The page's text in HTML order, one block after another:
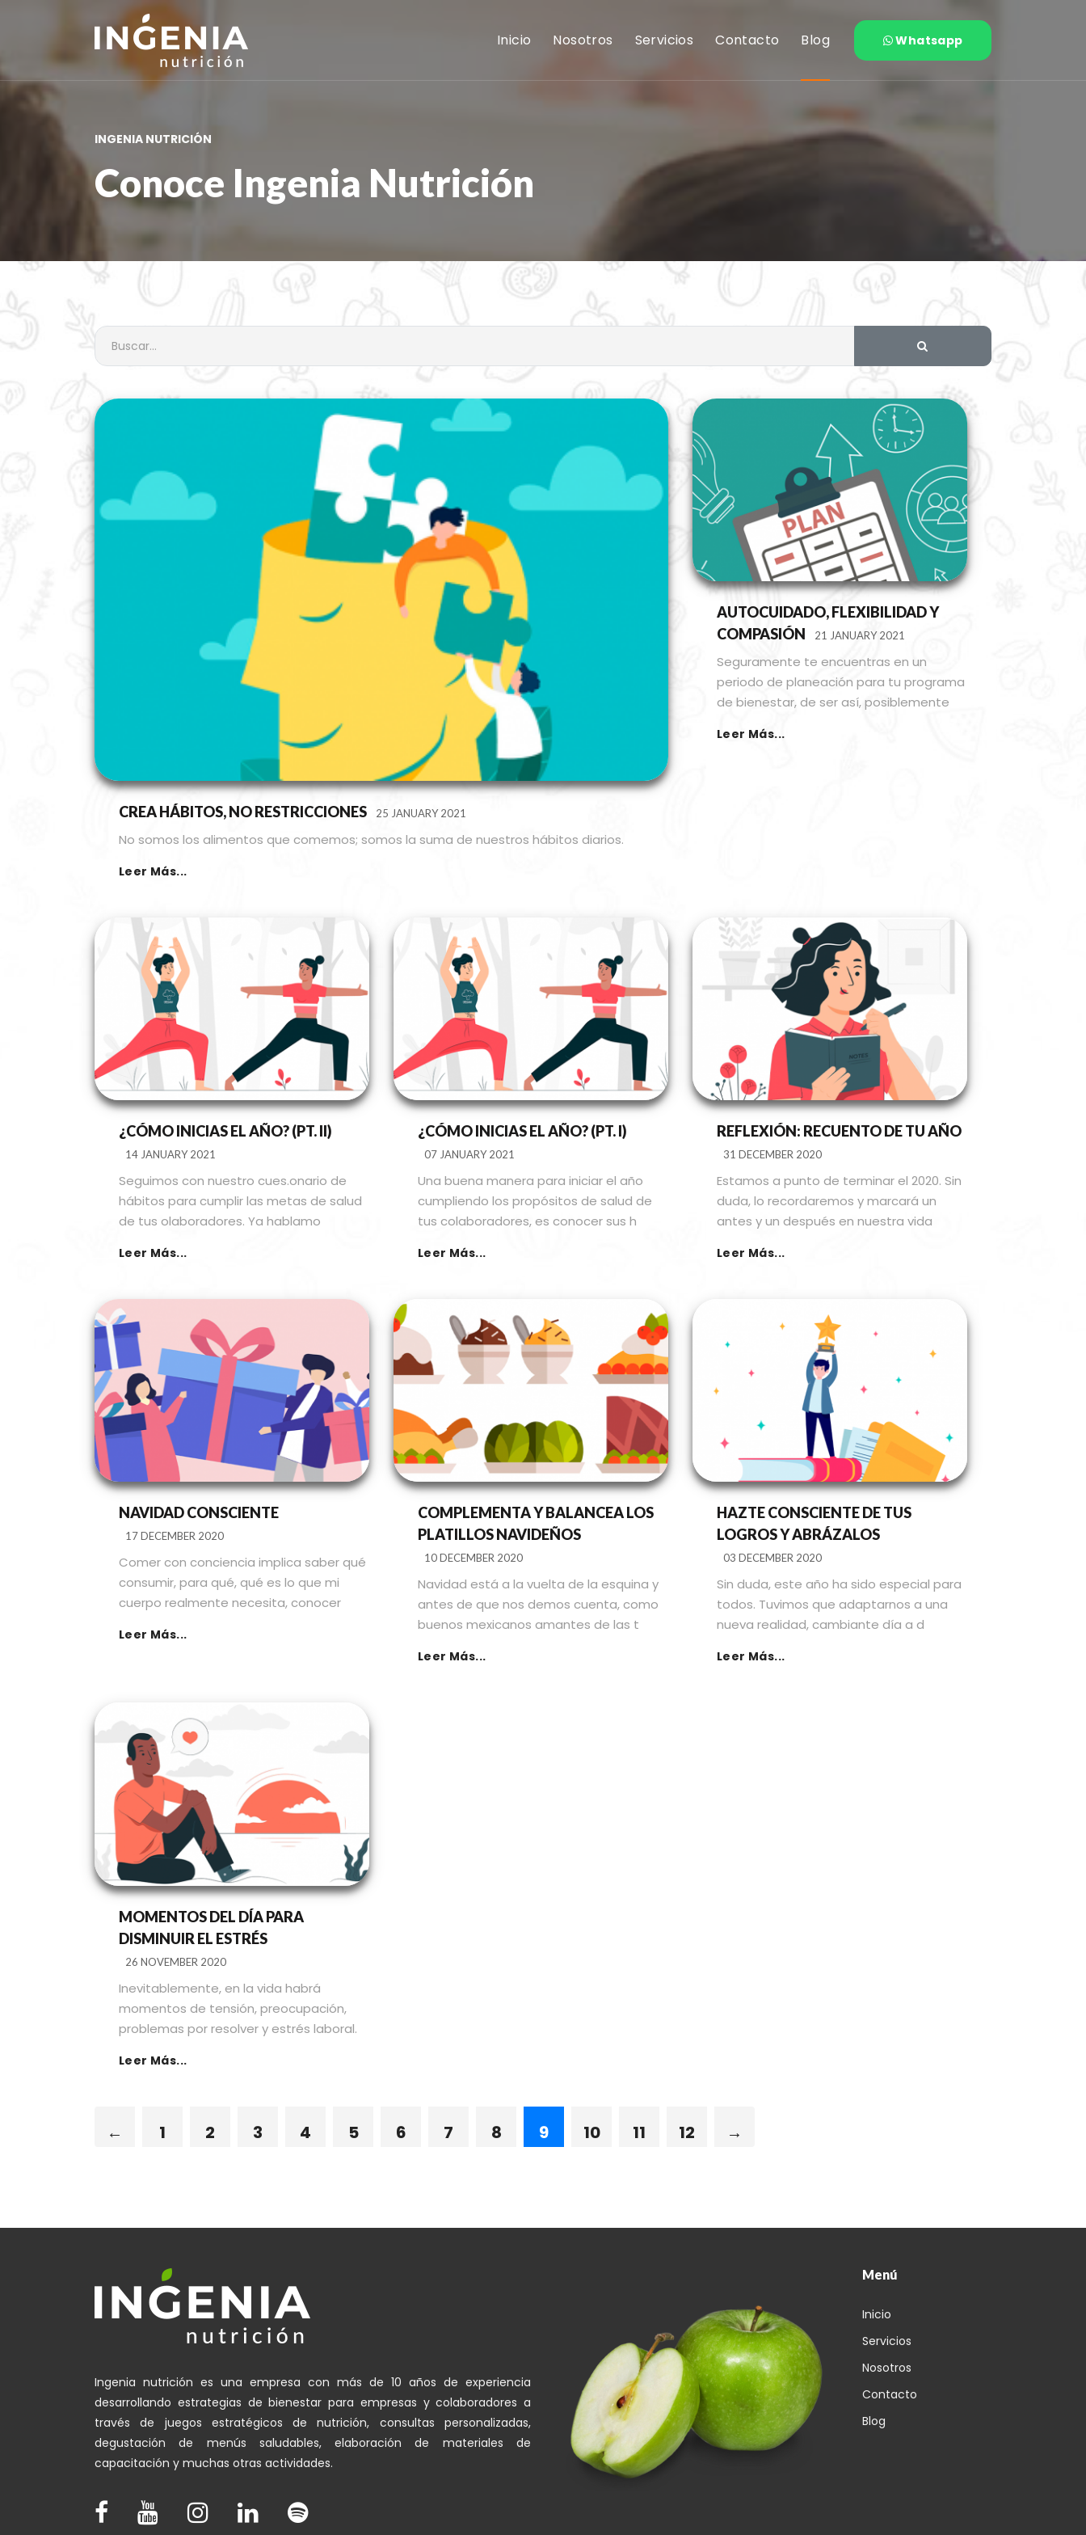
Inicio Nosotros Servicios Contacto Blog Whatsapp
INGENIA NUTRICIÓN
Conoce Ingenia Nutrición
CREA HÁBITOS, NO RESTRICCIONES 25 JANUARY 2021
No somos los alimentos que comemos; somos la suma de nuestros hábitos diarios.
Leer Más...
AUTOCUIDADO, FLEXIBILIDAD Y
COMPASIÓN
21 JANUARY 2021
Seguramente te encuentras en un
periodo de planeación para tu programa
de bienestar, de ser así, posiblemente
Leer Más...
¿CÓMO INICIAS EL AÑO? (PT. II)
14 JANUARY 2021
Seguimos con nuestro cues.onario de
hábitos para cumplir las metas de salud
de tus olaboradores. Ya hablamo
Leer Más...
¿CÓMO INICIAS EL AÑO? (PT. I)
07 JANUARY 2021
Una buena manera para iniciar el año
cumpliendo los propósitos de salud de
tus colaboradores, es conocer sus h
Leer Más...
REFLEXIÓN: RECUENTO DE TU AÑO
31 DECEMBER 2020
Estamos a punto de terminar el 2020. Sin
duda, lo recordaremos y marcará un
antes y un después en nuestra vida
Leer Más...
NAVIDAD CONSCIENTE
17 DECEMBER 2020
Comer con conciencia implica saber qué
consumir, para qué, qué es lo que mi
cuerpo realmente necesita, conocer
Leer Más...
COMPLEMENTA Y BALANCEA LOS
PLATILLOS NAVIDEÑOS
10 DECEMBER 2020
Navidad está a la vuelta de la esquina y
antes de que nos demos cuenta, como
buenos mexicanos amantes de las t
Leer Más...
HAZTE CONSCIENTE DE TUS
LOGROS Y ABRÁZALOS
03 DECEMBER 2020
Sin duda, este año ha sido especial para
todos. Tuvimos que adaptarnos a una
nueva realidad, cambiante día a d
Leer Más...
MOMENTOS DEL DÍA PARA
DISMINUIR EL ESTRÉS
26 NOVEMBER 2020
Inevitablemente, en la vida habrá
momentos de tensión, preocupación,
problemas por resolver y estrés laboral.
Leer Más...
← 1 2 3 4 5 6 7 8 9 10 11 12 →
Ingenia nutrición es una empresa con más de 10 años de experiencia
desarrollando estrategias de bienestar para empresas y colaboradores a
través de juegos estratégicos de nutrición, consultas personalizadas,
degustación de menús saludables, elaboración de materiales de
capacitación y muchas otras actividades.
Menú
Inicio
Servicios
Nosotros
Contacto
Blog